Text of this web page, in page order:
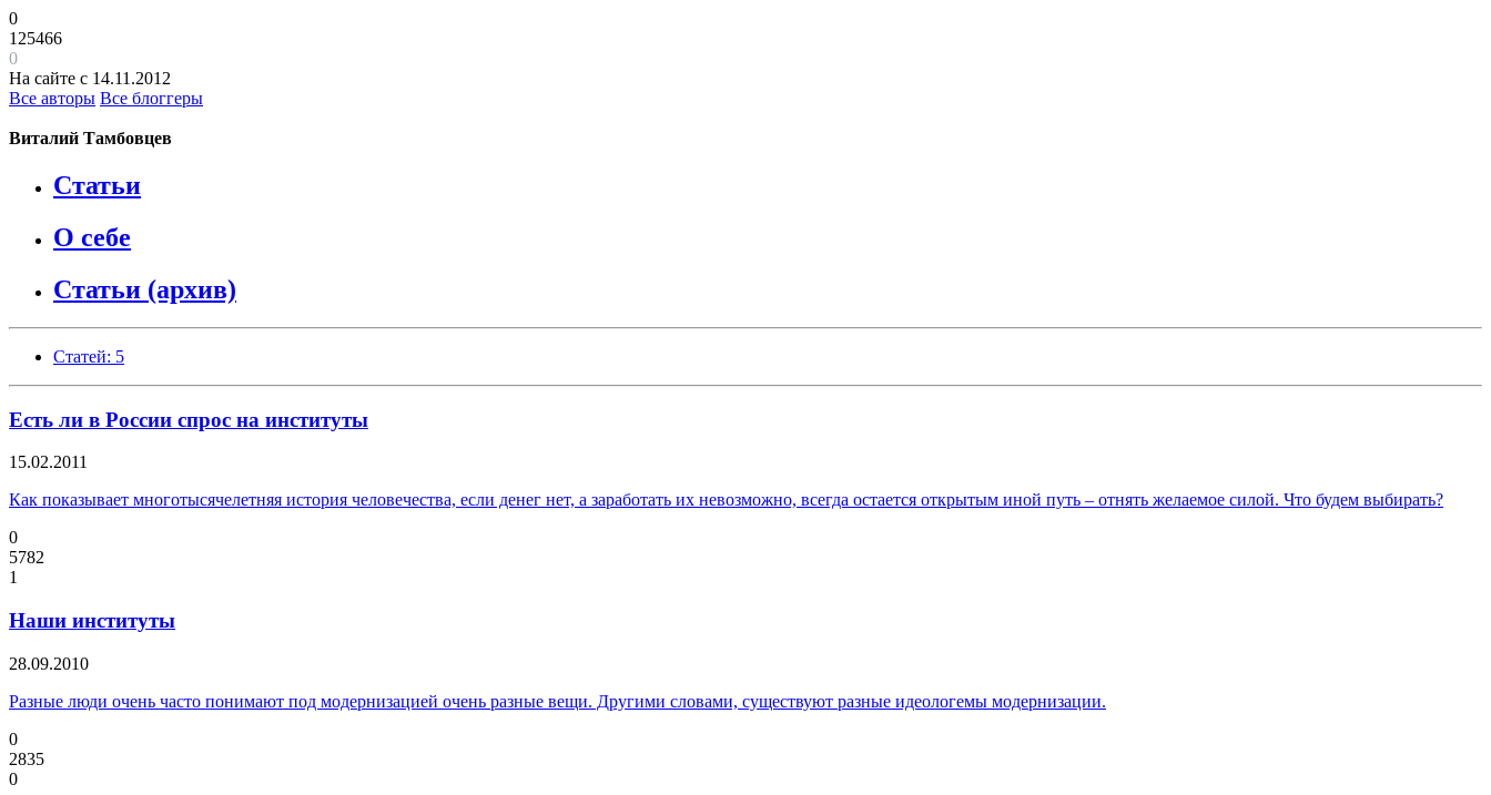
0
125466
0
На сайте с 14.11.2012
Все авторы Все блоггеры
Виталий Тамбовцев
Статьи
О себе
Статьи (архив)
Статей: 5
Есть ли в России спрос на институты
15.02.2011
Как показывает многотысячелетняя история человечества, если денег нет, а заработать их невозможно, всегда остается открытым иной путь – отнять желаемое силой. Что будем выбирать?
0
5782
1
Наши институты
28.09.2010
Разные люди очень часто понимают под модернизацией очень разные вещи. Другими словами, существуют разные идеологемы модернизации.
0
2835
0